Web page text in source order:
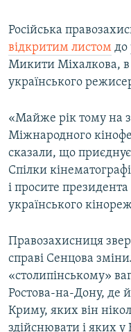
Усі сайти RFE/RL
Російська
відкритим листом до
Микити Міхалкова, в
українського
«Майже рік тому на
Міжнародного
сказали, що
Спілки
і просите
українського
Правозахисниця
справі Сенцова
«столипінському»
Ростова-на-Дону, де
Криму, яких він
здійснювати і яких